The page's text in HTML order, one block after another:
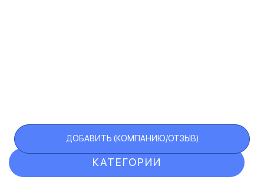
КАТЕГОРИИ
ДОБАВИТЬ (КОМПАНИЮ/ОТЗЫВ)